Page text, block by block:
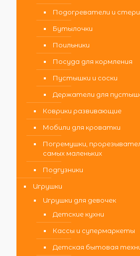
Подогреватели и
Бутылочки
Поильники
Посуда для кормления
Пустышки и соски
Держатели для
Коврики развивающие
Мобили для кроватки
Погремушки,
самых маленьких
Подгузники
Игрушки
Игрушки для девочек
Детские кухни
Кассы и супермаркеты
Детская бытовая